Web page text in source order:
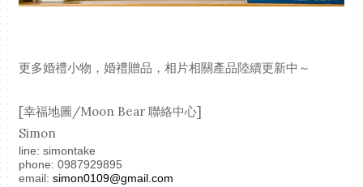
更多婚禮小物，婚禮贈品，相片相關產品陸續更新中～
[幸福地圖/Moon Bear 聯絡中心]
Simon
line: simontake
phone: 0987929895
email:simon0109@gmail.com